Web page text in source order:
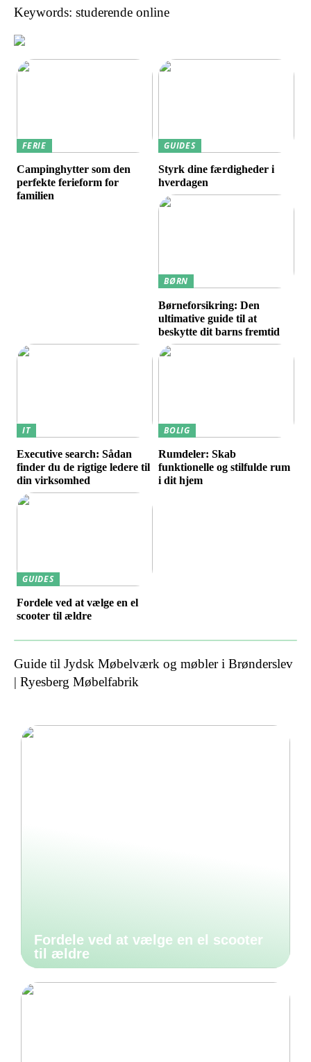
Keywords: studerende online
FERIE
Campinghytter som den
perfekte ferieform for
familien
GUIDES
Styrk dine færdigheder i
hverdagen
BØRN
Børneforsikring: Den
ultimative guide til at
beskytte dit barns fremtid
IT
Executive search: Sådan
finder du de rigtige ledere til
din virksomhed
BOLIG
Rumdeler: Skab
funktionelle og stilfulde rum
i dit hjem
GUIDES
Fordele ved at vælge en el
scooter til ældre
Guide til Jydsk Møbelværk og møbler i Brønderslev
| Ryesberg Møbelfabrik
Fordele ved at vælge en el scooter
til ældre